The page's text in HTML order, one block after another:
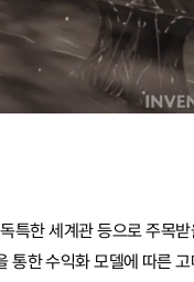
특한 세계관 등으로 주목받
통한 수익화 모델에 따른 고